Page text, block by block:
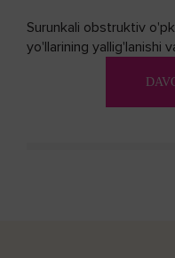
Surunkali obstruktiv
yo'llarining yallig'lanishi